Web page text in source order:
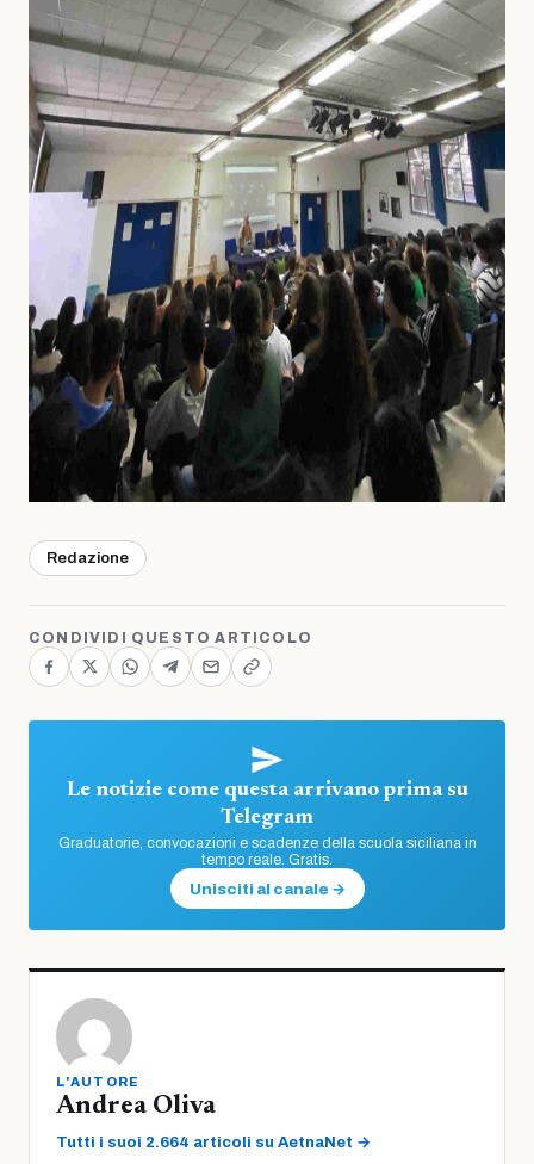
Redazione
CONDIVIDI QUESTO ARTICOLO
Le notizie come questa arrivano prima su
Telegram
Graduatorie, convocazioni e scadenze della scuola siciliana in
tempo reale. Gratis.
Unisciti al canale →
L'AUTORE
Andrea Oliva
Tutti i suoi 2.664 articoli su AetnaNet →